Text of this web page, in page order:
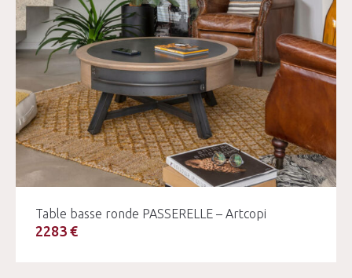
Table basse ronde PASSERELLE – Artcopi
2283 €